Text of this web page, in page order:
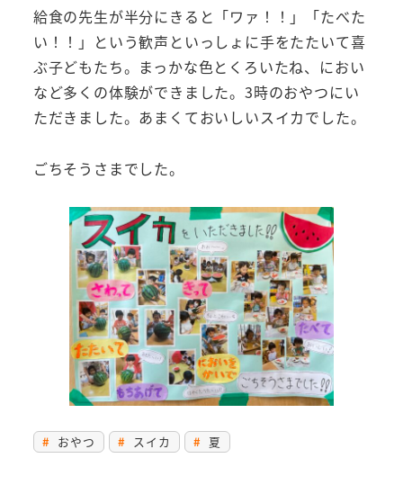
給食の先生が半分にきると「ワァ！！」「たべた
い！！」という歓声といっしょに手をたたいて喜
ぶ子どもたち。まっかな色とくろいたね、におい
など多くの体験ができました。3時のおやつにい
ただきました。あまくておいしいスイカでした。
ごちそうさまでした。
おやつ スイカ 夏